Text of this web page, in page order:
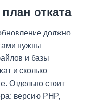
отката
должно
нужны
и базы
и сколько
Отдельно стоит
версию PHP,